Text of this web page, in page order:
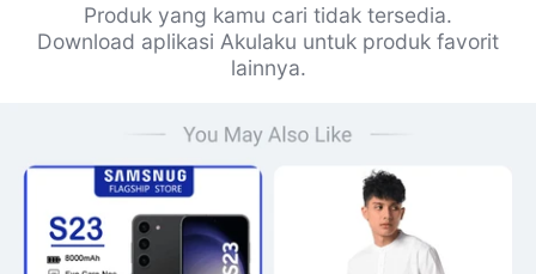
Produk yang kamu cari tidak tersedia.
Download aplikasi Akulaku untuk produk favorit
lainnya.